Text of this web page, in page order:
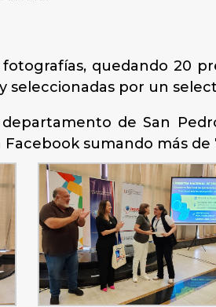
quedando 20
seleccionadas por un
de San
sumando más de